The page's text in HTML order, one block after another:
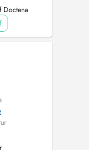
Doctena